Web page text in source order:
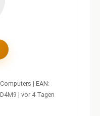
| EAN:
| vor 4 Tagen